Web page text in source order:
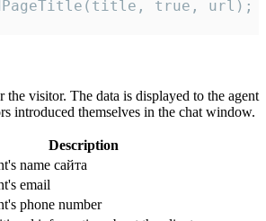
true, url);
the visitor. The data is displayed to the agent
introduced themselves in the chat window.
Description
name сайта
email
phone number